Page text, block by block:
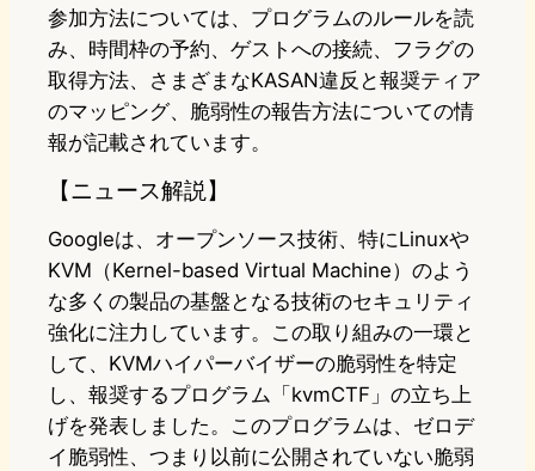
参加方法については、プログラムのルールを読
み、時間枠の予約、ゲストへの接続、フラグの
取得方法、さまざまなKASAN違反と報奨ティア
のマッピング、脆弱性の報告方法についての情
報が記載されています。
【ニュース解説】
Googleは、オープンソース技術、特にLinuxや
KVM（Kernel-based Virtual Machine）のよう
な多くの製品の基盤となる技術のセキュリティ
強化に注力しています。この取り組みの一環と
して、KVMハイパーバイザーの脆弱性を特定
し、報奨するプログラム「kvmCTF」の立ち上
げを発表しました。このプログラムは、ゼロデ
イ脆弱性、つまり以前に公開されていない脆弱